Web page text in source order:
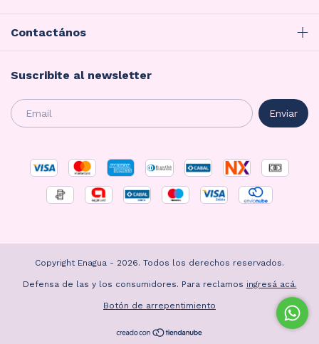
Contactános
Suscribite al newsletter
Copyright Enagua - 2026. Todos los derechos reservados.
Defensa de las y los consumidores. Para reclamos ingresá acá.
Botón de arrepentimiento